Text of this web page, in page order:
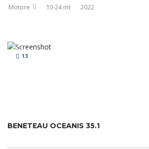
Motore 10-24 mt 2022
13
BENETEAU OCEANIS 35.1